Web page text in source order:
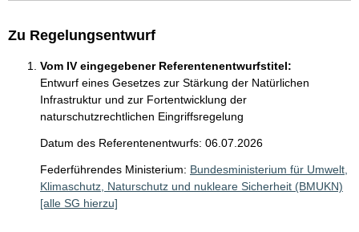
Zu Regelungsentwurf
Vom IV eingegebener Referentenentwurfstitel:
Entwurf eines Gesetzes zur Stärkung der Natürlichen
Infrastruktur und zur Fortentwicklung der
naturschutzrechtlichen Eingriffsregelung
Datum des Referentenentwurfs: 06.07.2026
Federführendes Ministerium: Bundesministerium für Umwelt,
Klimaschutz, Naturschutz und nukleare Sicherheit (BMUKN)
[alle SG hierzu]